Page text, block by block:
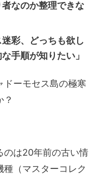
なのか整理できな
迷彩、どっちも欲し
手順が知りたい」
ドーモセス島の極寒
のは20年前の古い情
（マスターコレク